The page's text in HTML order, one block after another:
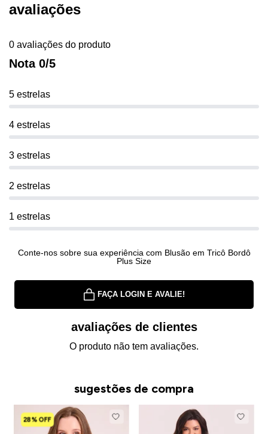
avaliações
0 avaliações do produto
Nota 0/5
5 estrelas
4 estrelas
3 estrelas
2 estrelas
1 estrelas
Conte-nos sobre sua experiência com Blusão em Tricô Bordô
Plus Size
FAÇA LOGIN E AVALIE!
avaliações de clientes
O produto não tem avaliações.
sugestões de compra
28% OFF